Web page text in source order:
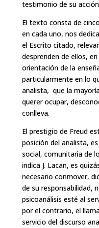
testimonio de su
El texto consta de
en cada uno, nos
el Escrito citado,
desprenden de ellos,
orientación de la
particularmente en lo
analista, que la
querer ocupar,
conlleva.
El prestigio de Freud
posición del analista,
social, comunitaria de
indica J. Lacan, es
necesario conmover,
de su responsabilidad,
psicoanálisis esté al
por el contrario, el
servicio del discurso